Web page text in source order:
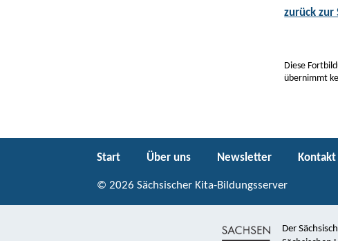
zurück zur
Diese
übernimmt
Start Über uns Newsletter Kontakt
© 2026 Sächsischer Kita-Bildungsserver
Der